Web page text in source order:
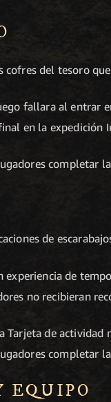
del tesoro
fallara al entrar
en la expedición
completar
de
experiencia de
no recibieran
Tarjeta de
completar
EQUIPO